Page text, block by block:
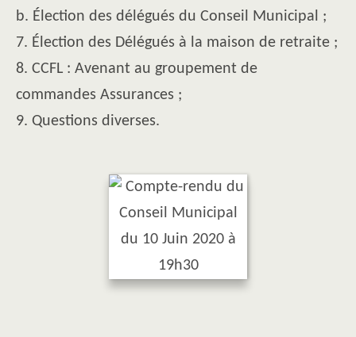
b. Élection des délégués du Conseil Municipal ;
7. Élection des Délégués à la maison de retraite ;
8. CCFL : Avenant au groupement de
commandes Assurances ;
9. Questions diverses.